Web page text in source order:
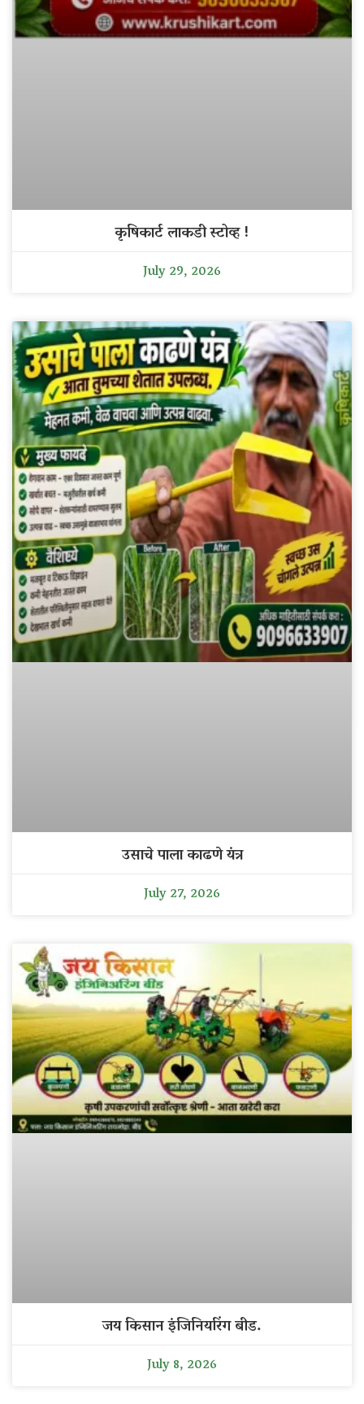
कृषिकार्ट लाकडी स्टोव्ह !
July 29, 2026
उसाचे पाला काढणे यंत्र
July 27, 2026
जय किसान इंजिनियरिंग बीड.
July 8, 2026